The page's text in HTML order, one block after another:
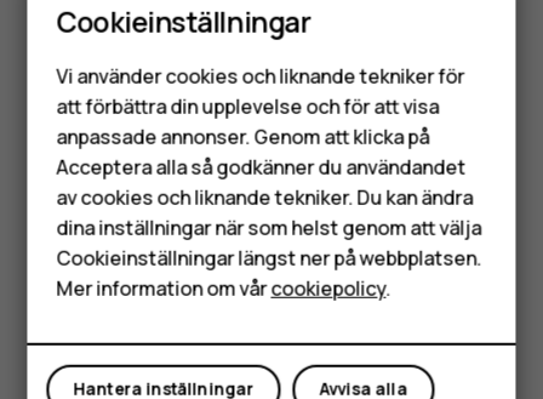
Smartphones
Mobiltelefoner
Tillbehör
HMD Terra M
Surfplattor
Placera två fingrar på ett objekt, till exempel en karta, ett
foto eller en webbsida, och dra isär eller ihop fingrarna.
Skärmen roteras automatiskt när du vänder telefonen 90
Cookieinställningar
Vi använder cookies och liknande tekniker för
att förbättra din upplevelse och för att visa
anpassade annonser. Genom att klicka på
Acceptera alla så godkänner du användandet
av cookies och liknande tekniker. Du kan ändra
dina inställningar när som helst genom att välja
Cookieinställningar längst ner på webbplatsen.
Mer information om vårcookiepolicy.
Avvisa alla
Hantera inställningar